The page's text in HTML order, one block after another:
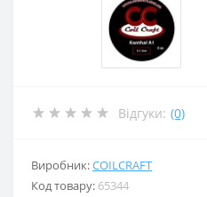
Відгуки: (0)
Виробник:COILCRAFT
Код товару: 65344